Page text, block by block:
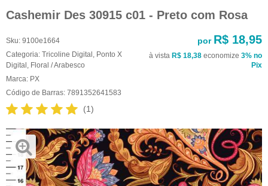
Cashemir Des 30915 c01 - Preto com Rosa
Sku: 9100e1664
Categoria: Tricoline Digital , Ponto X
Digital , Floral / Arabesco
Marca: PX
Código de Barras: 7891352641583
(1)
por R$ 18,95
à vista R$ 18,38 economize 3% no
Pix